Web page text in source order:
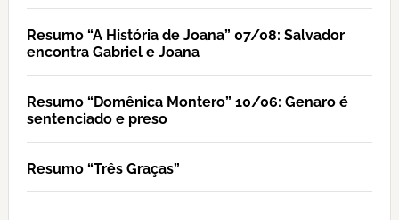
Resumo “A História de Joana” 07/08: Salvador
encontra Gabriel e Joana
Resumo “Domênica Montero” 10/06: Genaro é
sentenciado e preso
Resumo “Três Graças”